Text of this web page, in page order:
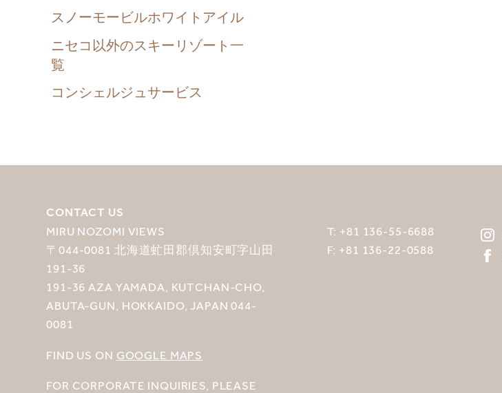
スノーモービルホワイトアイル
ニセコ以外のスキーリゾート一
覧
コンシェルジュサービス
CONTACT US
MIRU NOZOMI VIEWS
〒044-0081 北海道虻田郡倶知安町字山田
191-36
191-36 AZA YAMADA, KUTCHAN-CHO,
ABUTA-GUN, HOKKAIDO, JAPAN 044-
0081
FIND US ON GOOGLE MAPS
FOR CORPORATE INQUIRIES, PLEASE
T: +81 136-55-6688
F: +81 136-22-0588